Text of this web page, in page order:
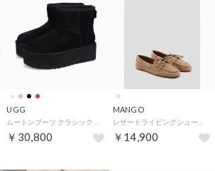
UGG
￥30,800
MANGO
￥14,900